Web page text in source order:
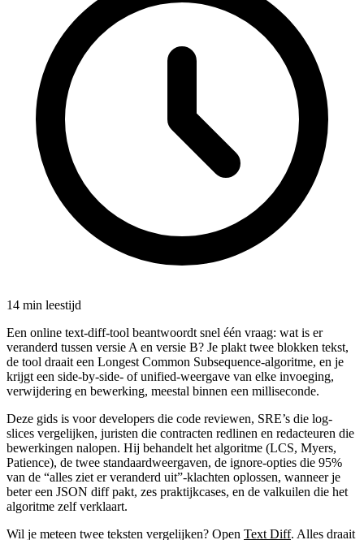
14 min leestijd
Een online text-diff-tool beantwoordt snel één vraag: wat is er
veranderd tussen versie A en versie B? Je plakt twee blokken tekst,
de tool draait een Longest Common Subsequence-algoritme, en je
krijgt een side-by-side- of unified-weergave van elke invoeging,
verwijdering en bewerking, meestal binnen een milliseconde.
Deze gids is voor developers die code reviewen, SRE’s die log-
slices vergelijken, juristen die contracten redlinen en redacteuren die
bewerkingen nalopen. Hij behandelt het algoritme (LCS, Myers,
Patience), de twee standaardweergaven, de ignore-opties die 95%
van de “alles ziet er veranderd uit”-klachten oplossen, wanneer je
beter een JSON diff pakt, zes praktijkcases, en de valkuilen die het
algoritme zelf verklaart.
Wil je meteen twee teksten vergelijken? Open Text Diff. Alles draait